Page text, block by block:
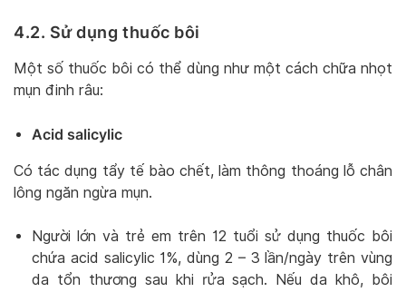
4.2. Sử dụng thuốc bôi
Một số thuốc bôi có thể dùng như một cách chữa nhọt
mụn đinh râu:
Acid salicylic
Có tác dụng tẩy tế bào chết, làm thông thoáng lỗ chân
lông ngăn ngừa mụn.
Người lớn và trẻ em trên 12 tuổi sử dụng thuốc bôi
chứa acid salicylic 1%, dùng 2 – 3 lần/ngày trên vùng
da tổn thương sau khi rửa sạch. Nếu da khô, bôi